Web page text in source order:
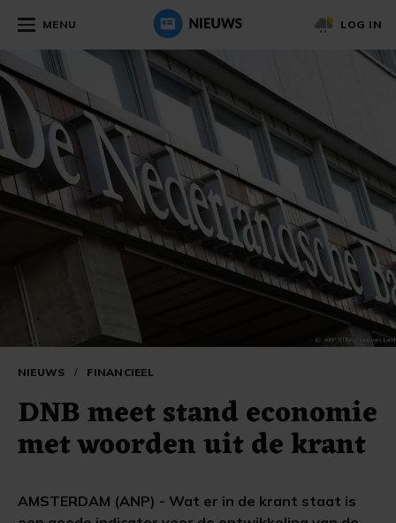
MENU LOG IN
NIEUWS / FINANCIEEL
DNB meet stand economie
met woorden uit de krant
AMSTERDAM (ANP) - Wat er in de krant staat is